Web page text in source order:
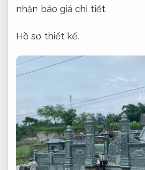
nhận báo giá chi tiết.
Hồ sơ thiết kế.